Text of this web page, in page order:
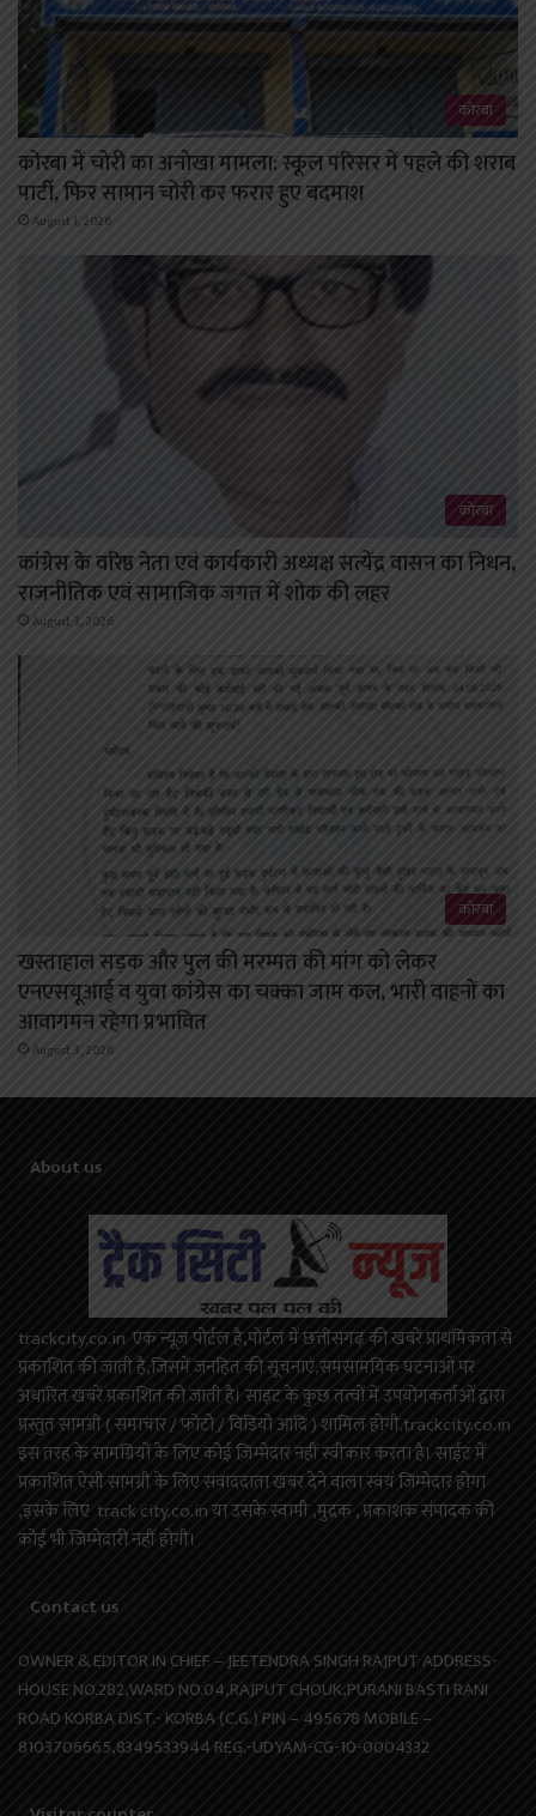
कोरबा
कोरबा में चोरी का अनोखा मामला: स्कूल परिसर में पहले की शराब
पार्टी, फिर सामान चोरी कर फरार हुए बदमाश
August 1, 2026
कोरबा
कांग्रेस के वरिष्ठ नेता एवं कार्यकारी अध्यक्ष सत्येंद्र वासन का निधन,
राजनीतिक एवं सामाजिक जगत में शोक की लहर
August 3, 2026
कोरबा
खस्ताहाल सड़क और पुल की मरम्मत की मांग को लेकर
एनएसयूआई व युवा कांग्रेस का चक्का जाम कल, भारी वाहनों का
आवागमन रहेगा प्रभावित
August 3, 2026
About us
trackcity.co.in एक न्यूज़ पोर्टल है,पोर्टल में छत्तीसगढ़ की खबरें प्राथमिकता से
प्रकाशित की जाती है,जिसमें जनहित की सूचनाएं,समसामयिक घटनाओं पर
अधारित खबरें प्रकाशित की जाती है। साइट के कुछ तत्वों में उपयोगकर्ताओं द्वारा
प्रस्तुत सामग्री ( समाचार / फोटो / विडियो आदि ) शामिल होगी.trackcity.co.in
इस तरह के सामग्रियों के लिए कोई ज़िम्मेदार नहीं स्वीकार करता है। साईट में
प्रकाशित ऐसी सामग्री के लिए संवाददाता खबर देने वाला स्वयं जिम्मेदार होगा
,इसके लिए track city.co.in या उसके स्वामी ,मुद्रक , प्रकाशक संपादक की
कोई भी जिम्मेदारी नहीं होगी।
Contact us
OWNER & EDITOR IN CHIEF – JEETENDRA SINGH RAJPUT ADDRESS-
HOUSE NO.282,WARD NO.04,RAJPUT CHOUK,PURANI BASTI RANI
ROAD KORBA DIST.- KORBA (C.G.) PIN – 495678 MOBILE –
8103706665,8349533944 REG.-UDYAM-CG-10-0004332